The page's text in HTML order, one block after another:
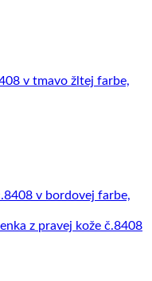
v tmavo žltej farbe,